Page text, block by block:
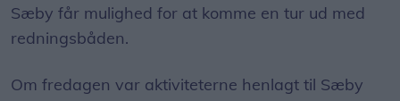
redningsbåden.
Svømmebads store bassin som giver andre